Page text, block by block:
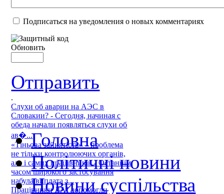
Подписаться на уведомления о новых комментариях
Обновить
Отправить
.
Слухи об аварии на АЭС в
Словакии? - Сегодня, начиная с
обеда начали появляться слухи об
ав�...
«Тіньова зайнятість» – проблема
не тільки контролюючих органів,
але і самих працівників - Останнім
часом широкого застосування
набула виплата з...
Працівники ДАІ допомогли
Головна
Політичні новини
Новини суспільства